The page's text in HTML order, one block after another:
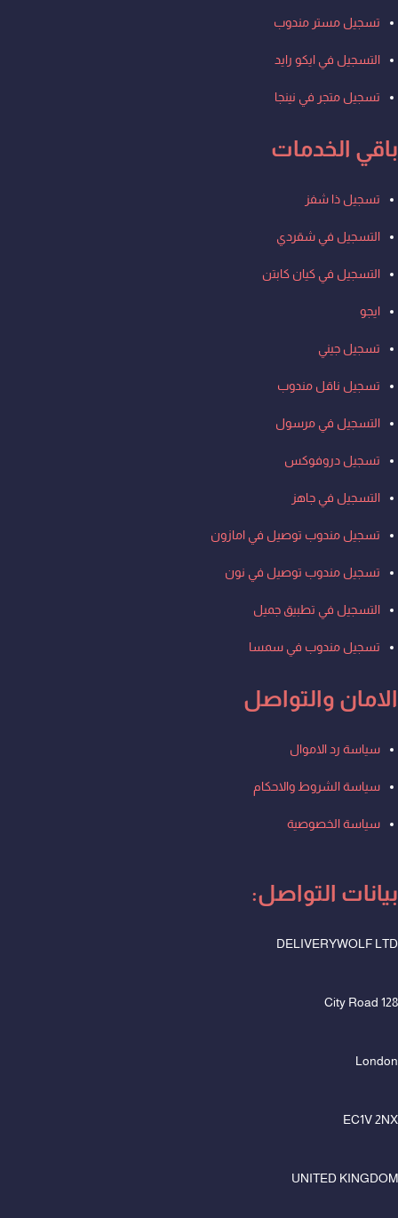
تسجيل مستر مندوب
التسجيل في ايكو رايد
تسجيل متجر في نينجا
باقي الخدمات
Menuتسجيل ذا شفز
التسجيل في شقردي
التسجيل في كيان كابتن
ايجو
تسجيل جيني
تسجيل ناقل مندوب
التسجيل في مرسول
تسجيل دروفوكس
التسجيل في جاهز
تسجيل مندوب توصيل في امازون
تسجيل مندوب توصيل في نون
التسجيل في تطبيق جميل
تسجيل مندوب في سمسا
الامان والتواصل
Menuسياسة رد الاموال
سياسة الشروط والاحكام
سياسة الخصوصية
بيانات التواصل:
DELIVERYWOLF LTD
128 City Road
London
EC1V 2NX
UNITED KINGDOM